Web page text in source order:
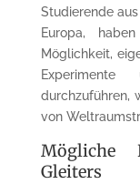
Studierende
Europa,
Möglichkeit,
Experimente
durchzuführen,
von
Mögliche
Gleiters